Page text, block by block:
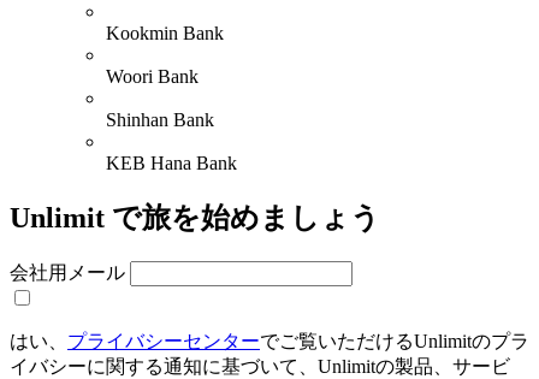
Kookmin Bank
Woori Bank
Shinhan Bank
KEB Hana Bank
Unlimit で旅を始めましょう
会社用メール
はい、 プライバシーセンターでご覧いただけるUnlimitのプラ
イバシーに関する通知に基づいて、Unlimitの製品、サービ